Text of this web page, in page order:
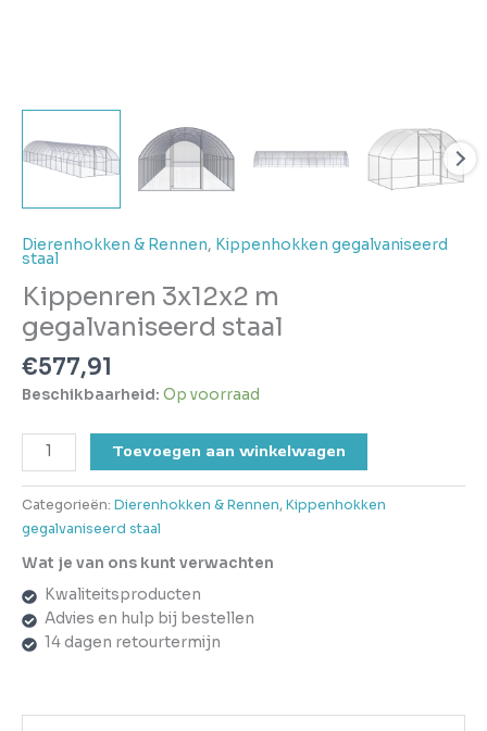
Dierenhokken & Rennen, Kippenhokken gegalvaniseerd
staal
Kippenren 3x12x2 m
gegalvaniseerd staal
€577,91
Beschikbaarheid: Op voorraad
Toevoegen aan winkelwagen
Categorieën: Dierenhokken & Rennen, Kippenhokken
gegalvaniseerd staal
Wat je van ons kunt verwachten
Kwaliteitsproducten
Advies en hulp bij bestellen
14 dagen retourtermijn